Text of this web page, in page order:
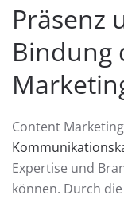
Präsenz
Bindung
Content
Expertise und
können. Durch